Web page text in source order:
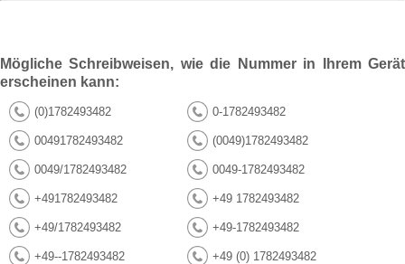
Mögliche Schreibweisen, wie die Nummer in Ihrem Gerät
erscheinen kann:
(0)1782493482 0-1782493482
00491782493482 (0049)1782493482
0049/1782493482 0049-1782493482
+491782493482 +49 1782493482
+49/1782493482 +49-1782493482
+49--1782493482 +49 (0) 1782493482